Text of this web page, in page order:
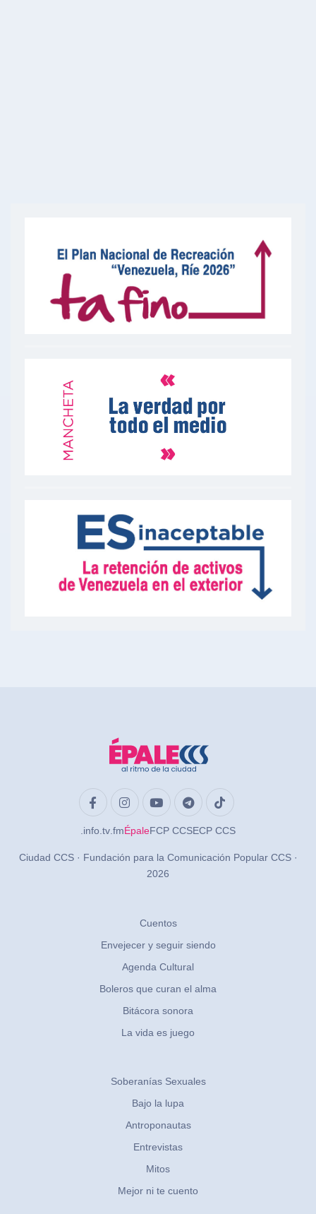
.info .tv .fmÉpaleFCP CCSECP CCS
Ciudad CCS · Fundación para la Comunicación Popular CCS ·
2026
Cuentos
Envejecer y seguir siendo
Agenda Cultural
Boleros que curan el alma
Bitácora sonora
La vida es juego
Soberanías Sexuales
Bajo la lupa
Antroponautas
Entrevistas
Mitos
Mejor ni te cuento